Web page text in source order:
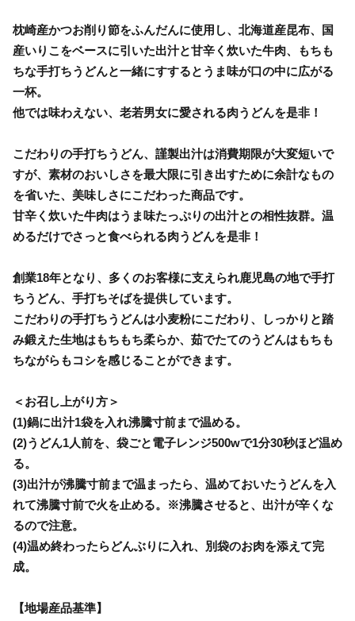
枕崎産かつお削り節をふんだんに使用し、北海道産昆布、国
産いりこをベースに引いた出汁と甘辛く炊いた牛肉、もちも
ちな手打ちうどんと一緒にすするとうま味が口の中に広がる
一杯。
他では味わえない、老若男女に愛される肉うどんを是非！
こだわりの手打ちうどん、謹製出汁は消費期限が大変短いで
すが、素材のおいしさを最大限に引き出すために余計なもの
を省いた、美味しさにこだわった商品です。
甘辛く炊いた牛肉はうま味たっぷりの出汁との相性抜群。温
めるだけでさっと食べられる肉うどんを是非！
創業18年となり、多くのお客様に支えられ鹿児島の地で手打
ちうどん、手打ちそばを提供しています。
こだわりの手打ちうどんは小麦粉にこだわり、しっかりと踏
み鍛えた生地はもちもち柔らか、茹でたてのうどんはもちも
ちながらもコシを感じることができます。
＜お召し上がり方＞
(1)鍋に出汁1袋を入れ沸騰寸前まで温める。
(2)うどん1人前を、袋ごと電子レンジ500wで1分30秒ほど温め
る。
(3)出汁が沸騰寸前まで温まったら、温めておいたうどんを入
れて沸騰寸前で火を止める。※沸騰させると、出汁が辛くな
るので注意。
(4)温め終わったらどんぶりに入れ、別袋のお肉を添えて完
成。
【地場産品基準】